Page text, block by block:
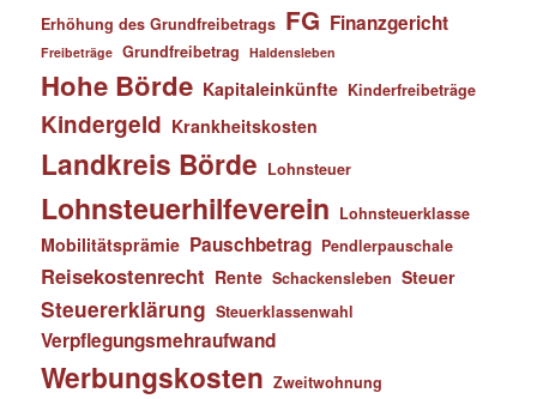
Erhöhung des Grundfreibetrags FG Finanzgericht
Freibeträge Grundfreibetrag Haldensleben
Hohe Börde Kapitaleinkünfte Kinderfreibeträge
Kindergeld Krankheitskosten
Landkreis Börde Lohnsteuer
Lohnsteuerhilfeverein Lohnsteuerklasse
Mobilitätsprämie Pauschbetrag Pendlerpauschale
Reisekostenrecht Rente Schackensleben Steuer
Steuererklärung Steuerklassenwahl
Verpflegungsmehraufwand
Werbungskosten Zweitwohnung